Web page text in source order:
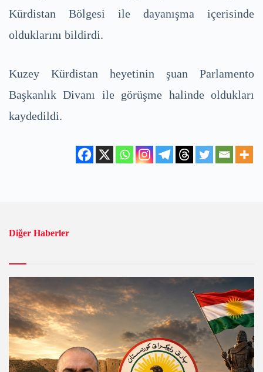
Kürdistan Bölgesi ile dayanışma içerisinde
olduklarını bildirdi.
Kuzey Kürdistan heyetinin şuan Parlamento
Başkanlık Divanı ile görüşme halinde oldukları
kaydedildi.
Diğer Haberler